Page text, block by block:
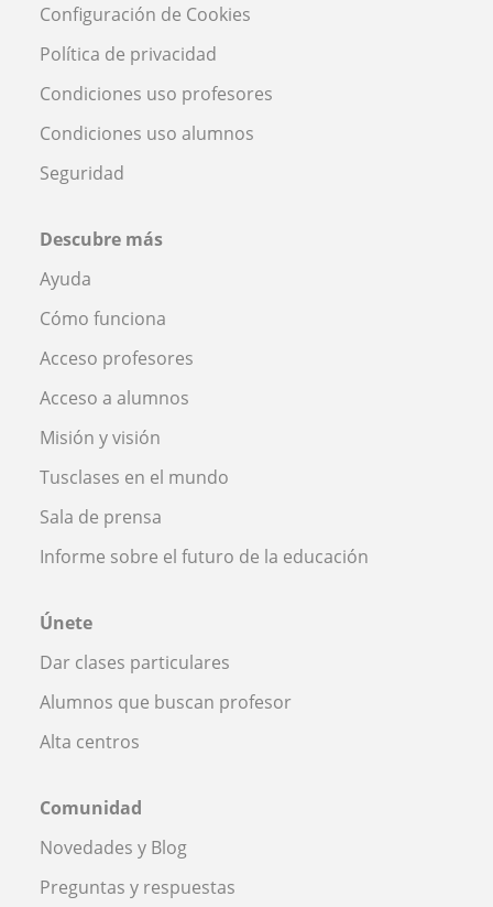
Configuración de Cookies
Política de privacidad
Condiciones uso profesores
Condiciones uso alumnos
Seguridad
Descubre más
Ayuda
Cómo funciona
Acceso profesores
Acceso a alumnos
Misión y visión
Tusclases en el mundo
Sala de prensa
Informe sobre el futuro de la educación
Únete
Dar clases particulares
Alumnos que buscan profesor
Alta centros
Comunidad
Novedades y Blog
Preguntas y respuestas